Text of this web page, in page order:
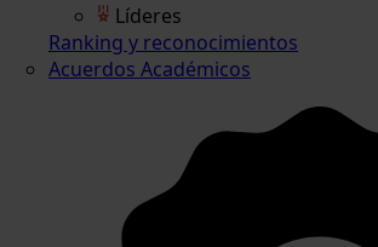
Líderes
Ranking y reconocimientos
Acuerdos Académicos